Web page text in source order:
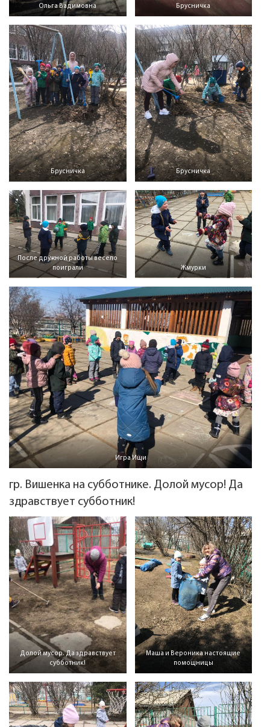
Ольга Вадимовна Брусничка
Брусничка Брусничка
После дружной работы весело
поиграли
Жмурки
Игра Ищи
гр. Вишенка на субботнике. Долой мусор! Да
здравствует субботник!
Долой мусор. Да здравствует
субботник!
Маша и Вероника настоящие
помощницы